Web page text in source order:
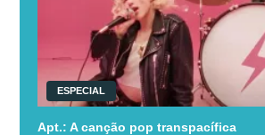
ESPECIAL
Apt.: A canção pop transpacífica